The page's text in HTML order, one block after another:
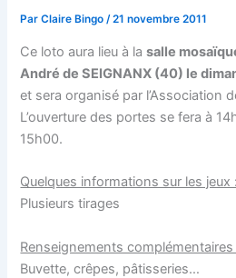
ParClaire Bingo/21 novembre 2011
Ce loto aura lieu à lasalle
André de SEIGNANX (40) le
et sera organisé par l’Association
L’ouverture des portes se fera à
15h00.
Quelques informations sur les jeux :
Plusieurs tirages
Renseignements complémentaires
Buvette, crêpes, pâtisseries…